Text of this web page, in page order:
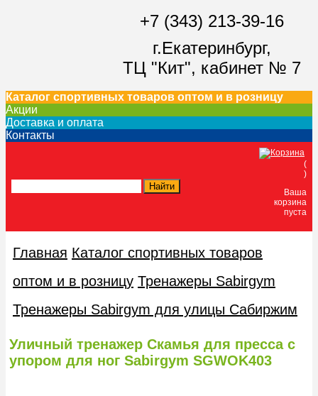
+7 (343) 213-39-16
г.Екатеринбург,
ТЦ "Кит", кабинет № 7
Каталог спортивных товаров оптом и в розницу
Акции
Доставка и оплата
Контакты
(
)
Ваша
корзина
пуста
Главная Каталог спортивных товаров
оптом и в розницу Тренажеры Sabirgym
Тренажеры Sabirgym для улицы Сабиржим
Уличный тренажер Скамья для пресса с
упором для ног Sabirgym SGWOK403